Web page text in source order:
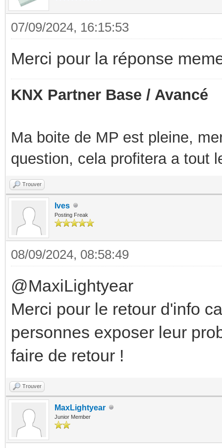
07/09/2024, 16:15:53
Merci pour la réponse
KNX Partner Base / Avancé
Ma boite de MP est pleine,
question, cela profitera a tout
Trouver
Ives
Posting Freak
08/09/2024, 08:58:49
@MaxiLightyear
Merci pour le retour d'info
personnes exposer leur
faire de retour !
Trouver
MaxLightyear
Junior Member